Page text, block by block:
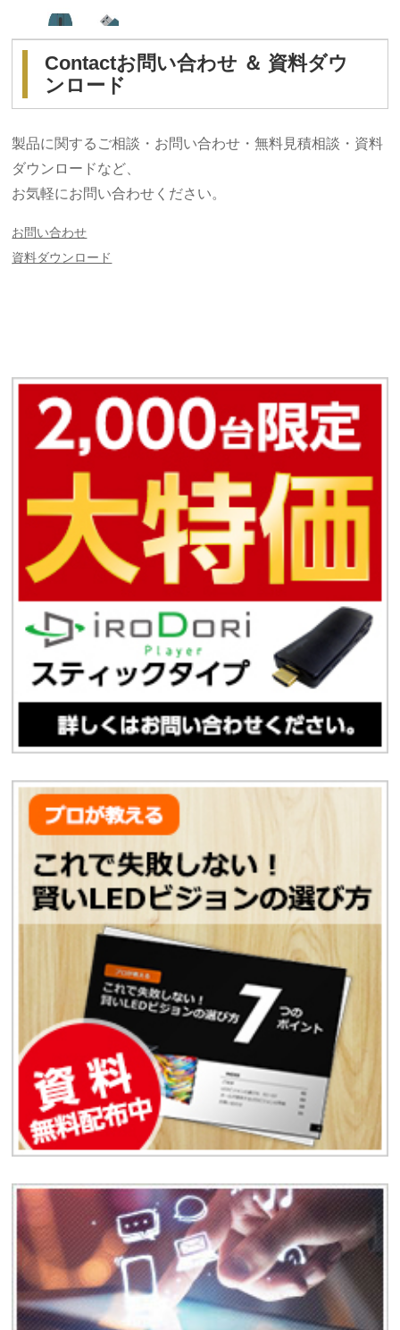
Contactお問い合わせ ＆ 資料ダウ
ンロード
製品に関するご相談・お問い合わせ・無料見積相談・資料
ダウンロードなど、
お気軽にお問い合わせください。
お問い合わせ
資料ダウンロード